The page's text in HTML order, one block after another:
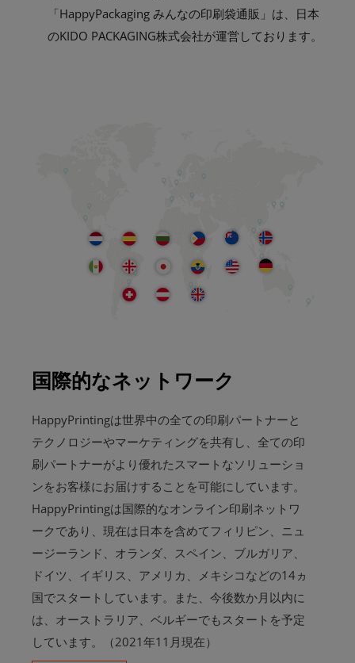
「HappyPackaging みんなの印刷袋通販」は、日本
のKIDO PACKAGING株式会社が運営しております。
国際的なネットワーク
HappyPrintingは世界中の全ての印刷パートナーと
テクノロジーやマーケティングを共有し、全ての印
刷パートナーがより優れたスマートなソリューショ
ンをお客様にお届けすることを可能にしています。
HappyPrintingは国際的なオンライン印刷ネットワ
ークであり、現在は日本を含めてフィリピン、ニュ
ージーランド、オランダ、スペイン、ブルガリア、
ドイツ、イギリス、アメリカ、メキシコなどの14ヵ
国でスタートしています。また、今後数か月以内に
は、オーストラリア、ベルギーでもスタートを予定
しています。（2021年11月現在）